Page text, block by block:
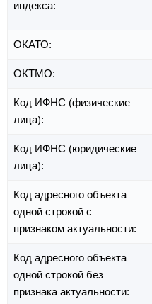
индекса:
ОКАТО:
ОКТМО:
Код ИФНС (физические
лица):
Код ИФНС (юридические
лица):
Код адресного объекта
одной строкой с
признаком актуальности:
Код адресного объекта
одной строкой без
признака актуальности: